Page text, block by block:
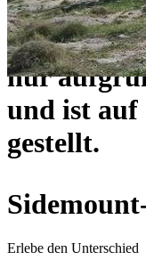
Das alte
nur
und ist
gestellt.
Erlebe den Unterschied